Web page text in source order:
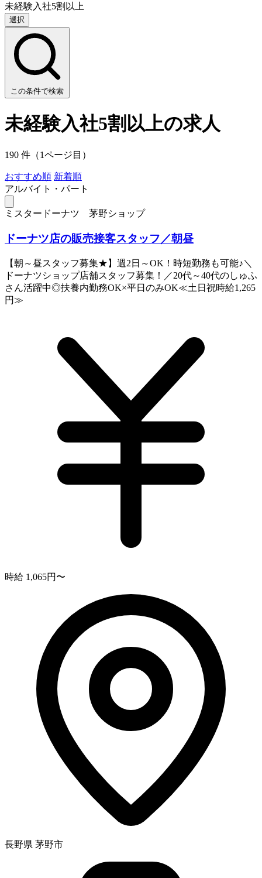
未経験入社5割以上
選択
この条件で検索
未経験入社5割以上の求人
190 件（1ページ目）
おすすめ順 新着順
アルバイト・パート
ミスタードーナツ 茅野ショップ
ドーナツ店の販売接客スタッフ／朝昼
【朝～昼スタッフ募集★】週2日～OK！時短勤務も可能♪＼
ドーナツショップ店舗スタッフ募集！／20代～40代のしゅふ
さん活躍中◎扶養内勤務OK×平日のみOK≪土日祝時給1,265
円≫
時給 1,065円〜
長野県 茅野市